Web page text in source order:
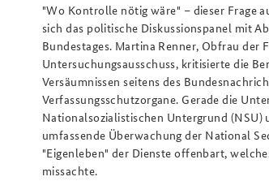
"Wo Kontrolle nötig wäre" – dieser Frage
sich das politische Diskussionspanel mit
Bundestages. Martina Renner, Obfrau der
Untersuchungsausschuss, kritisierte die
Versäumnissen seitens des
Verfassungsschutzorgane. Gerade die
Nationalsozialistischen Untergrund (NSU)
umfassende Überwachung der National
"Eigenleben" der Dienste offenbart,
missachte.